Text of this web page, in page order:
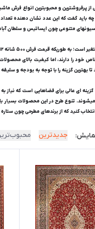
مورد استقبال قرار گرفته است؟ در پاسخ به سوال فرش
بهترین گزینه را با توجه به بودجه و
کنید که از برندهای مطرحی چون
جدیدترین